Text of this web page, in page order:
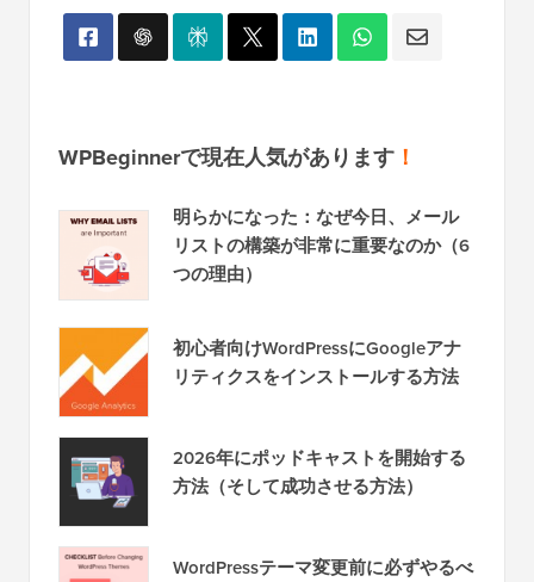
WPBeginnerで現在人気があります ！
明らかになった：なぜ今日、メール
リストの構築が非常に重要なのか（6
つの理由）
初心者向けWordPressにGoogleアナ
リティクスをインストールする方法
2026年にポッドキャストを開始する
方法（そして成功させる方法）
WordPressテーマ変更前に必ずやるべ